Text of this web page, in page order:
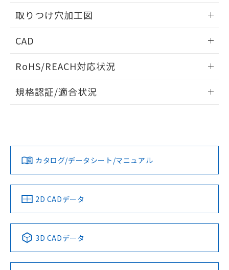
取りつけ穴加工図
CAD
ドすることができます。
ログイン/会員登録
ダウンロードデータをご利用いただく前に、以下を必ずお読
みください。
ソフトウェアの使用条件
RoHS/REACH対応状況
EU RoHS 注意事項・凡例
対応済み
中国 RoHS 注意事項・凡例
Pb Hg Cd Cr(VI)
規格認証/適合状況
カタログ/データシート/マニュアル
2D CADデータ
3D CADデータ
していることから、特段のことがない限
り、2022年1月12日より割愛しておりま
す。